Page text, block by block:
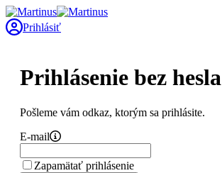
Prihlásiť
Prihlásenie bez hesla
Pošleme vám odkaz, ktorým sa prihlásite.
E-mail
Zapamätať prihlásenie